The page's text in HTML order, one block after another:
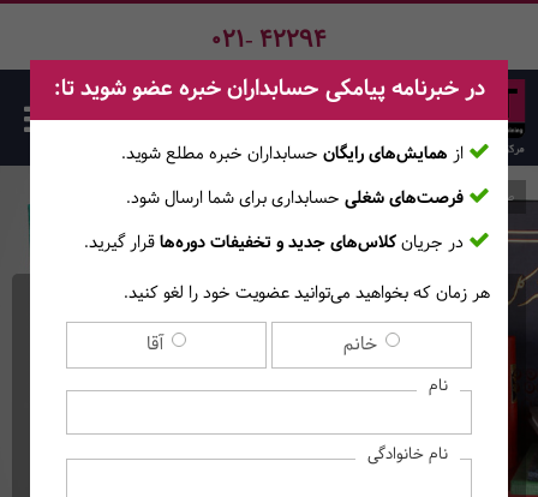
021- 42294
کارگاه آنلاین سامانه مؤدیان و
تحریر دفاتر قانونی
الکترونیکی
(آموزش‌های آنــلایــن)
صفحه اصلی دوره‌ها
در خبرنامه پیامکی حسابداران خبره عضو شوید تا:
از همایش‌های رایگان حسابداران خبره مطلع ‎شوید.
فرصت‌های شغلی حسابداری برای شما ارسال شود.
در جریانکلاس‌های جدید و تخفیفات دوره‌هاقرار گیرید.
هر زمان که بخواهید می‌توانید عضویت خود را لغو کنید.
خانم آقا
نام
نام خانوادگی